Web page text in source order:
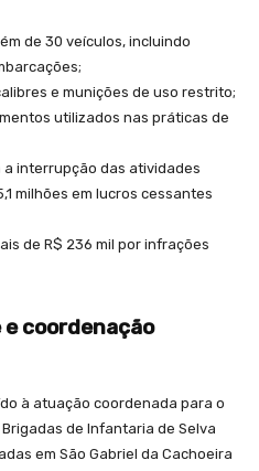
de 30 veículos, incluindo
e munições de uso restrito;
utilizados nas práticas de
a interrupção das atividades
milhões em lucros cessantes
de R$ 236 mil por infrações
coordenação
à atuação coordenada para o
de Infantaria de Selva
em São Gabriel da Cachoeira